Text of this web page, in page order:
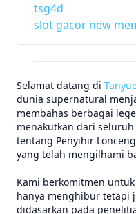
tsg4d
slot gacor new
Selamat datang di
dunia supernatural
membahas berbagai
menakutkan dari
tentang Penyihir
yang telah mengilhami
Kami berkomitmen
hanya menghibur tetapi
didasarkan pada